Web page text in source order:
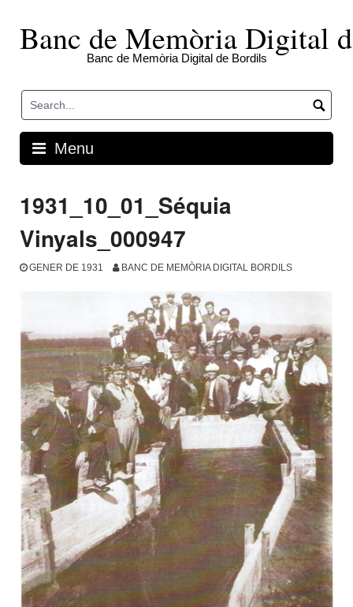
contentBanc de Memòria Digital
Banc de Memòria Digital de Bordils
Menu
1931_10_01_Séquia
Vinyals_000947
GENER DE 1931 BANC DE MEMÒRIA DIGITAL BORDILS